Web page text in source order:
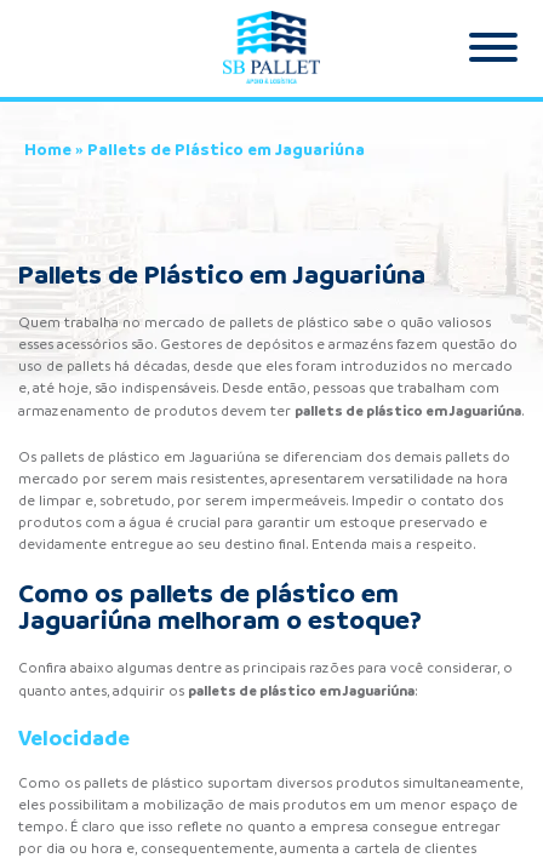
Home» Pallets de Plástico em Jaguariúna
Pallets de Plástico em Jaguariúna
Quem trabalha no mercado de pallets de plástico sabe o quão valiosos
esses acessórios são. Gestores de depósitos e armazéns fazem questão do
uso de pallets há décadas, desde que eles foram introduzidos no mercado
e, até hoje, são indispensáveis. Desde então, pessoas que trabalham com
armazenamento de produtos devem ter pallets de plástico em Jaguariúna.
Os pallets de plástico em Jaguariúna se diferenciam dos demais pallets do
mercado por serem mais resistentes, apresentarem versatilidade na hora
de limpar e, sobretudo, por serem impermeáveis. Impedir o contato dos
produtos com a água é crucial para garantir um estoque preservado e
devidamente entregue ao seu destino final. Entenda mais a respeito.
Como os pallets de plástico em
Jaguariúna melhoram o estoque?
Confira abaixo algumas dentre as principais razões para você considerar, o
quanto antes, adquirir os pallets de plástico em Jaguariúna:
Velocidade
Como os pallets de plástico suportam diversos produtos simultaneamente,
eles possibilitam a mobilização de mais produtos em um menor espaço de
tempo. É claro que isso reflete no quanto a empresa consegue entregar
por dia ou hora e, consequentemente, aumenta a cartela de clientes